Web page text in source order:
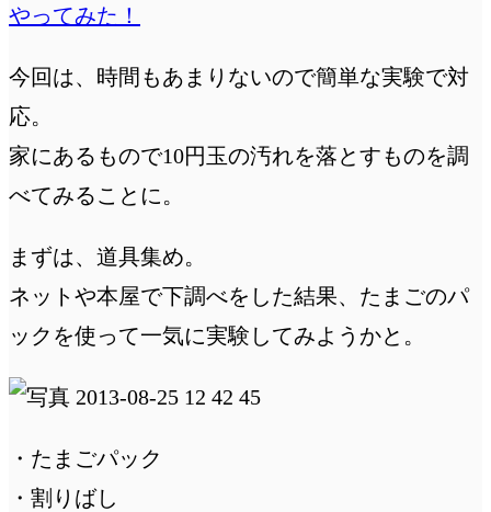
やってみた！
今回は、時間もあまりないので簡単な実験で対
応。
家にあるもので10円玉の汚れを落とすものを調
べてみることに。
まずは、道具集め。
ネットや本屋で下調べをした結果、たまごのパ
ックを使って一気に実験してみようかと。
・たまごパック
・割りばし